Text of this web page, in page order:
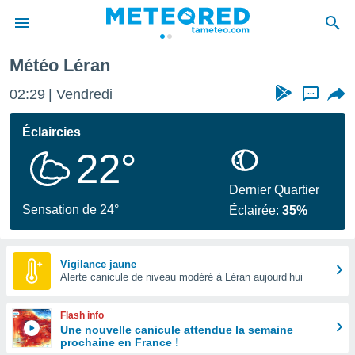
de
Météo Léran
02:29 Vendredi ...
Éclaircies
22°
Sensation de 24°
Dernier Quartier
Éclairée:35%
Vigilance jaune
Alerte canicule de niveau modéré à Léran aujourd’hui
Flash info
Une nouvelle canicule attendue la semaine
prochaine en France !